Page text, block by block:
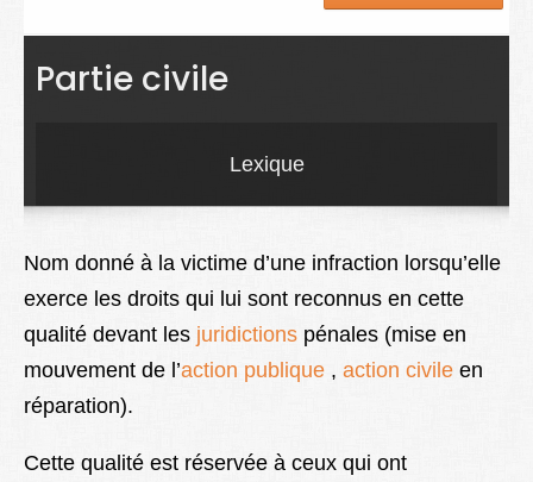
Actualités
Soins
Droit
Lexique
Better Health
Partie civile
Lexique
Nom donné à la victime d’une infraction lorsqu’elle
exerce les droits qui lui sont reconnus en cette
qualité devant les juridictions pénales (mise en
mouvement de l’action publique , action civile en
réparation).
Cette qualité est réservée à ceux qui ont